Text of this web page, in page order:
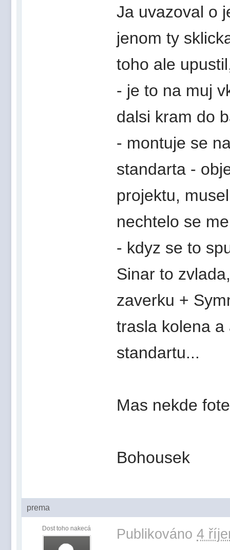
Ja uvazoval o
jenom ty
toho ale
- je to na muj
dalsi kram do
- montuje se
standarta -
projektu,
nechtelo se
- kdyz se to
Sinar to
zaverku +
trasla kolena
standartu...
Mas nekde
Bohousek
prema
Dost toho nakecá Publikováno 4